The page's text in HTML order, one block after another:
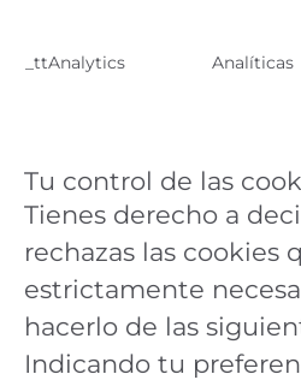
_ttAnalytics Analíticas
Tu control de las
Tienes derecho a
rechazas las cookies
estrictamente
hacerlo de las
Indicando tu